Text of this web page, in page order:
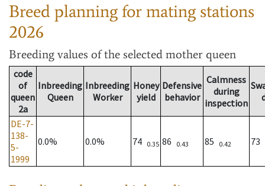
Breed planning for mating stations
2026
Breeding values of the selected mother queen
code
of
queen
2a
Inbreeding
Queen
Inbreeding
Worker
Honey
yield
Defensive
behavior
Calmness
during
inspection
DE-7-
138-
5-
1999
0.0% 0.0% 74 0.35 86 0.43 85 0.42 73